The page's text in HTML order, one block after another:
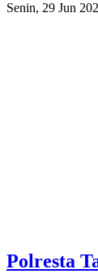
Senin, 29 Jun
Polresta